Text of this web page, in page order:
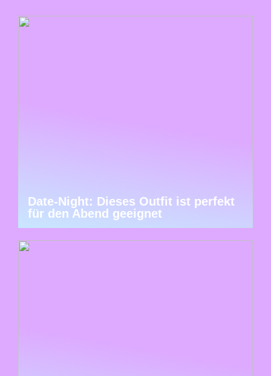
Date-Night: Dieses Outfit ist perfekt
für den Abend geeignet